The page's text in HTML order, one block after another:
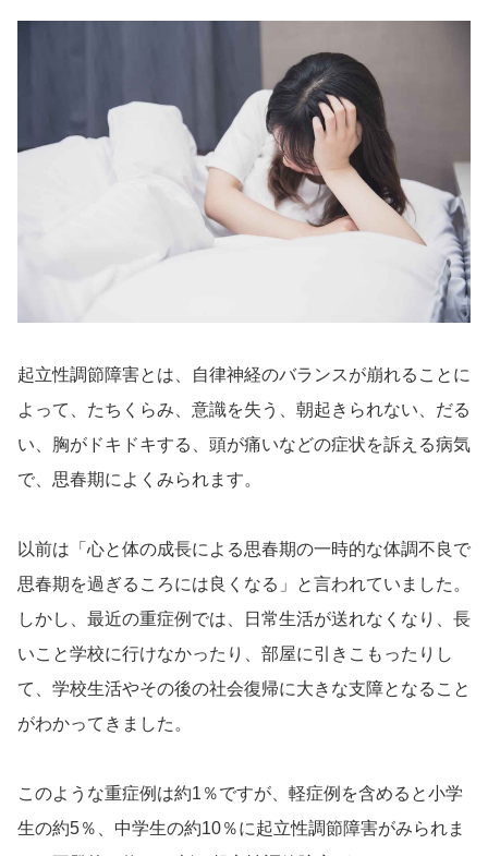
起立性調節障害とは、自律神経のバランスが崩れることに
よって、たちくらみ、意識を失う、朝起きられない、だる
い、胸がドキドキする、頭が痛いなどの症状を訴える病気
で、思春期によくみられます。
以前は「心と体の成長による思春期の一時的な体調不良で
思春期を過ぎるころには良くなる」と言われていました。
しかし、最近の重症例では、日常生活が送れなくなり、長
いこと学校に行けなかったり、部屋に引きこもったりし
て、学校生活やその後の社会復帰に大きな支障となること
がわかってきました。
このような重症例は約1％ですが、軽症例を含めると小学
生の約5％、中学生の約10％に起立性調節障害がみられま